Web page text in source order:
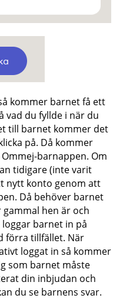
kommer barnet få ett
vad du fyllde i när du
till barnet kommer det
på. Då kommer
barnappen. Om
tidigare (inte varit
nytt konto genom att
Då behöver barnet
hen är och
barnet in på
förra tillfället. När
loggat in så kommer
som barnet måste
din inbjudan och
du se barnens svar.